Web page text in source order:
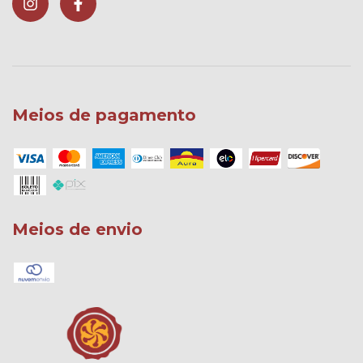
Meios de pagamento
Meios de envio